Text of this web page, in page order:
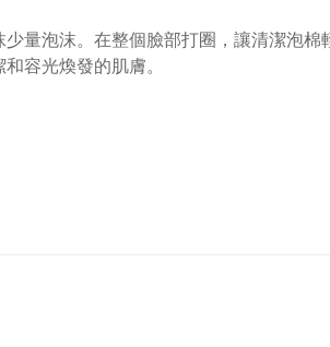
量泡沫。在整個臉部打圈，讓清潔泡
容光煥發的肌膚。